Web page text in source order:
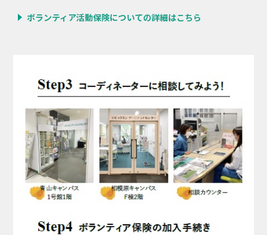
ボランティア活動保険についての詳細はこちら